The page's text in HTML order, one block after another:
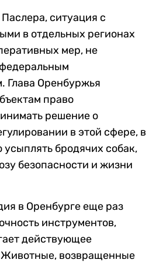
ситуация с
в отдельных регионах
мер, не
Глава Оренбуржья
право
решение о
в этой сфере, в
усыплять бродячих собак,
безопасности и жизни
в Оренбурге еще раз
инструментов,
действующее
Животные, возвращенные